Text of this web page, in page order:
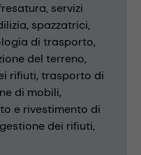
servizi
spazzatrici
di trasporto
del terreno
rifiuti trasporto di
di mobili
e rivestimento di
gestione dei rifiuti